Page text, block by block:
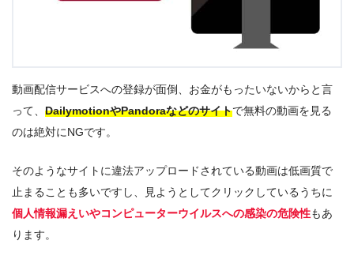
動画配信サービスへの登録が面倒、お金がもったいないからと言
って、 DailymotionやPandoraなどのサイトで無料の動画を見る
のは絶対にNGです。
そのようなサイトに違法アップロードされている動画は低画質で
止まることも多いですし、見ようとしてクリックしているうちに
個人情報漏えいやコンピューターウイルスへの感染の危険性もあ
ります。